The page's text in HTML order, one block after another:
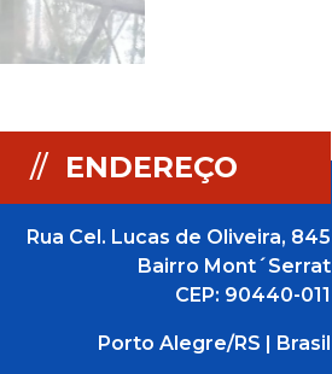
// ENDEREÇO
Rua Cel. Lucas de Oliveira, 845
Bairro Mont´Serrat
CEP: 90440-011
Porto Alegre/RS | Brasil